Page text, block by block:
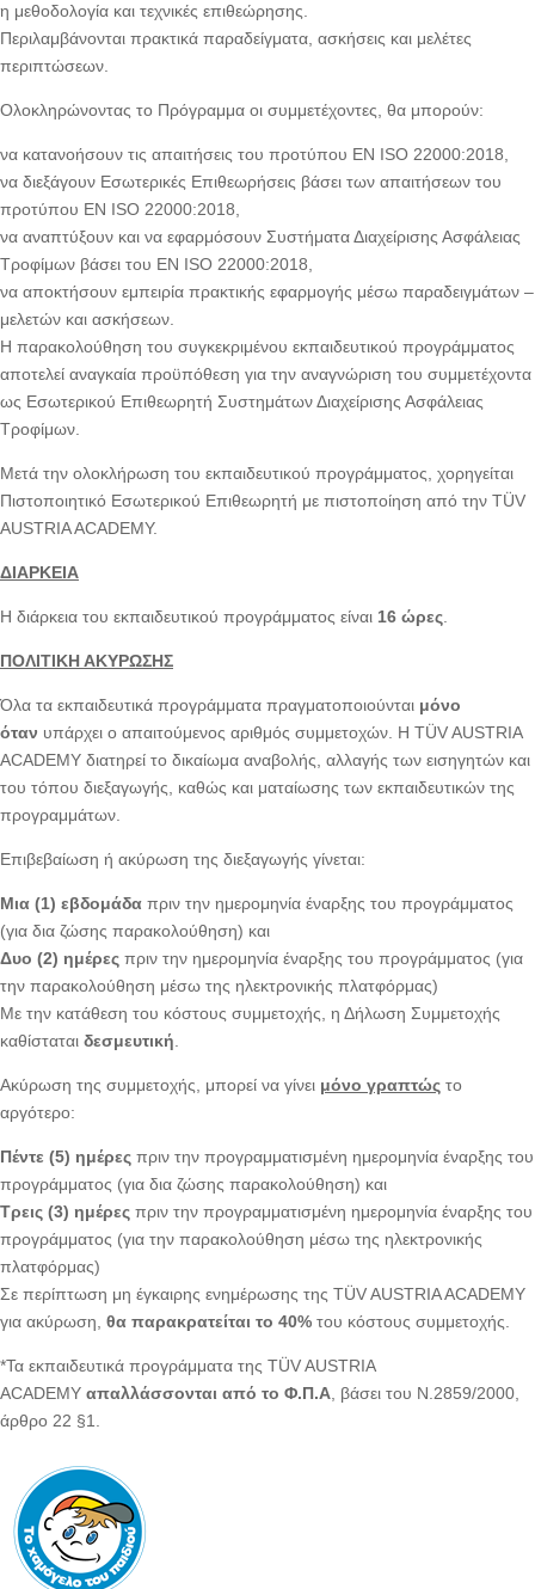
η μεθοδολογία και τεχνικές επιθεώρησης.
Περιλαμβάνονται πρακτικά παραδείγματα, ασκήσεις και μελέτες
περιπτώσεων.
Ολοκληρώνοντας το Πρόγραμμα οι συμμετέχοντες, θα μπορούν:
να κατανοήσουν τις απαιτήσεις του προτύπου ΕΝ ISO 22000:2018,
να διεξάγουν Εσωτερικές Επιθεωρήσεις βάσει των απαιτήσεων του
προτύπου EN ISO 22000:2018,
να αναπτύξουν και να εφαρμόσουν Συστήματα Διαχείρισης Ασφάλειας
Τροφίμων βάσει του EN ISO 22000:2018,
να αποκτήσουν εμπειρία πρακτικής εφαρμογής μέσω παραδειγμάτων –
μελετών και ασκήσεων.
Η παρακολούθηση του συγκεκριμένου εκπαιδευτικού προγράμματος
αποτελεί αναγκαία προϋπόθεση για την αναγνώριση του συμμετέχοντα
ως Εσωτερικού Επιθεωρητή Συστημάτων Διαχείρισης Ασφάλειας
Τροφίμων.
Μετά την ολοκλήρωση του εκπαιδευτικού προγράμματος, χορηγείται
Πιστοποιητικό Εσωτερικού Επιθεωρητή με πιστοποίηση από την TÜV
AUSTRIA ACADEMY.
ΔΙΑΡΚΕΙΑ
Η διάρκεια του εκπαιδευτικού προγράμματος είναι 16 ώρες
ΠΟΛΙΤΙΚΗ ΑΚΥΡΩΣΗΣ
Όλα τα εκπαιδευτικά προγράμματα πραγματοποιούνται μόνο
όταν υπάρχει ο απαιτούμενος αριθμός συμμετοχών. Η TÜV AUSTRIA
ACADEMY διατηρεί το δικαίωμα αναβολής, αλλαγής των εισηγητών και
του τόπου διεξαγωγής, καθώς και ματαίωσης των εκπαιδευτικών της
προγραμμάτων.
Επιβεβαίωση ή ακύρωση της διεξαγωγής γίνεται:
Μια (1) εβδομάδα πριν την ημερομηνία έναρξης του προγράμματος
(για δια ζώσης παρακολούθηση) και
Δυο (2) ημέρες πριν την ημερομηνία έναρξης του προγράμματος (για
την παρακολούθηση μέσω της ηλεκτρονικής πλατφόρμας)
Με την κατάθεση του κόστους συμμετοχής, η Δήλωση Συμμετοχής
καθίσταται δεσμευτική
Ακύρωση της συμμετοχής, μπορεί να γίνει μόνο γραπτώς το
αργότερο:
Πέντε (5) ημέρες πριν την προγραμματισμένη ημερομηνία έναρξης του
προγράμματος (για δια ζώσης παρακολούθηση) και
Τρεις (3) ημέρες πριν την προγραμματισμένη ημερομηνία έναρξης του
προγράμματος (για την παρακολούθηση μέσω της ηλεκτρονικής
πλατφόρμας)
Σε περίπτωση μη έγκαιρης ενημέρωσης της TÜV AUSTRIA ACADEMY
για ακύρωση, θα παρακρατείται το 40% του κόστους συμμετοχής.
*Τα εκπαιδευτικά προγράμματα της TÜV AUSTRIA
ACADEMY απαλλάσσονται από το Φ.Π.Α , βάσει του Ν.2859/2000,
άρθρο 22 §1.